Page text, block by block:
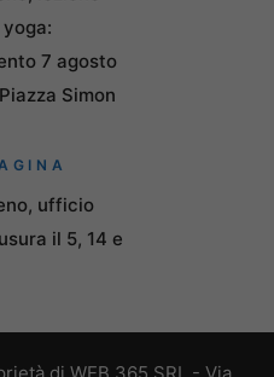
7 agosto
Simon
ufficio
il 5, 14 e